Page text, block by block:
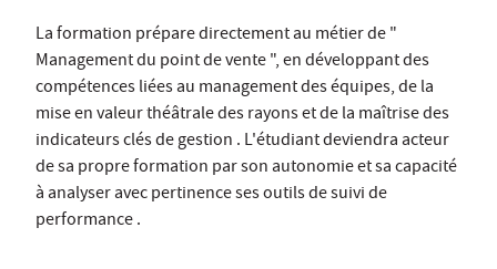
La formation prépare directement au métier de "
Management du point de vente ", en développant des
compétences liées au management des équipes, de la
mise en valeur théâtrale des rayons et de la maîtrise des
indicateurs clés de gestion . L'étudiant deviendra acteur
de sa propre formation par son autonomie et sa capacité
à analyser avec pertinence ses outils de suivi de
performance .